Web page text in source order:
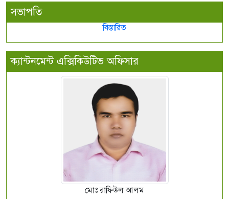
সভাপতি
বিস্তারিত
ক্যান্টনমেন্ট এক্সিকিউটিভ অফিসার
মোঃ রাফিউল আলম